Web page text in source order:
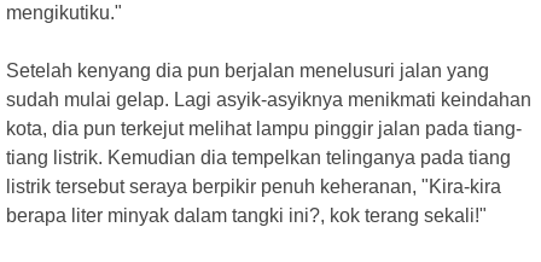
mengikutiku."
Setelah kenyang dia pun berjalan menelusuri jalan yang
sudah mulai gelap. Lagi asyik-asyiknya menikmati keindahan
kota, dia pun terkejut melihat lampu pinggir jalan pada tiang-
tiang listrik. Kemudian dia tempelkan telinganya pada tiang
listrik tersebut seraya berpikir penuh keheranan, "Kira-kira
berapa liter minyak dalam tangki ini?, kok terang sekali!"